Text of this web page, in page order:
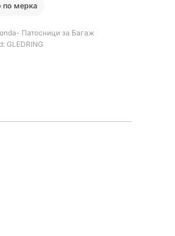
по мерка
Патосници за Багаж
GLEDRING